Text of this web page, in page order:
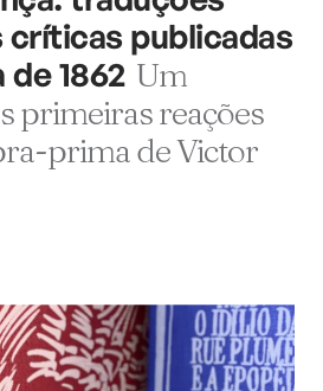
críticas publicadas
1862 Um
primeiras reações
prima de Victor